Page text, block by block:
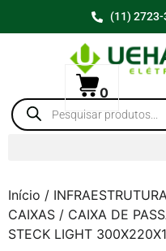
(11)
0
Início / INFRAESTRUTURA
CAIXAS / CAIXA DE
STECK LIGHT